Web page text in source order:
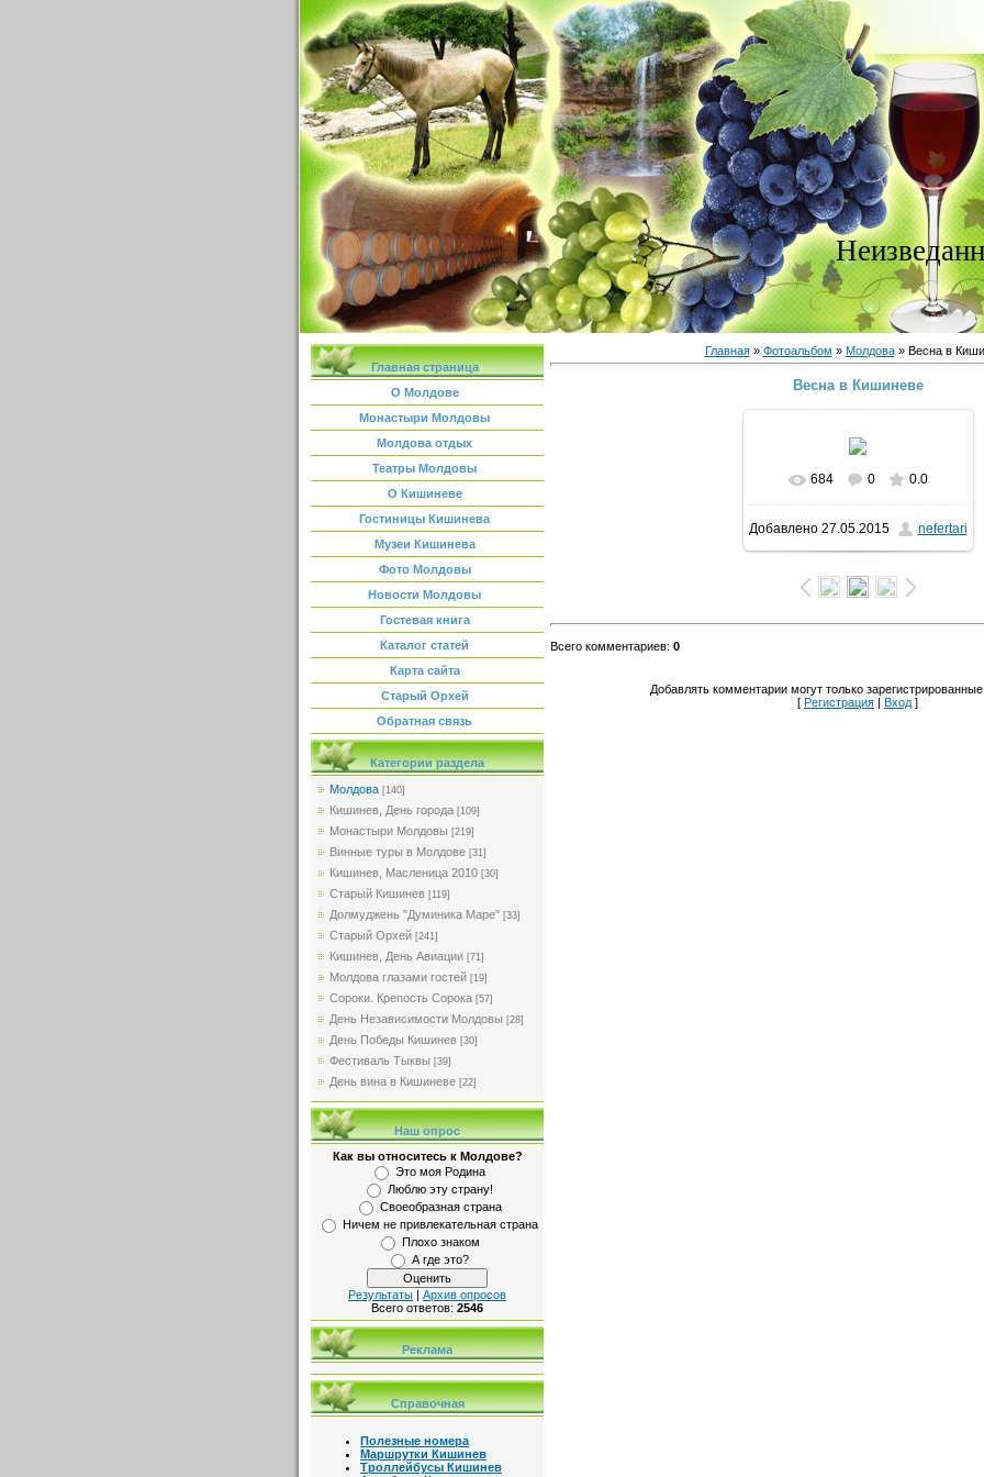
Главная страница
О Молдове
Монастыри Молдовы
Молдова отдых
Театры Молдовы
О Кишиневе
Гостиницы Кишинева
Музеи Кишинева
Фото Молдовы
Новости Молдовы
Гостевая книга
Каталог статей
Карта сайта
Старый Орхей
Обратная связь
Категории раздела
Молдова [140]
Кишинев, День города [109]
Монастыри Молдовы [219]
Винные туры в Молдове [31]
Кишинев, Масленица 2010 [30]
Старый Кишинев [119]
Долмуджень "Думиника Маре" [33]
Старый Орхей [241]
Кишинев, День Авиации [71]
Молдова глазами гостей [19]
Сороки. Крепость Сорока [57]
День Независимости Молдовы [28]
День Победы Кишинев [30]
Фестиваль Тыквы [39]
День вина в Кишиневе [22]
Наш опрос
Как вы относитесь к Молдове?
Это моя Родина
Люблю эту страну!
Своеобразная страна
Ничем не привлекательная страна
Плохо знаком
А где это?
Результаты | Архив опросов
Всего ответов: 2546
Реклама
Справочная
Полезные номера
Маршрутки Кишинев
Троллейбусы Кишинев
Главная» Фотоальбом » Молдова» Весна в
Весна в Кишиневе
В реальном размере
1600x1200/ 412.4Kb
684 0 0.0
Добавлено27.05.2015 nefertari
Всего комментариев: 0
Добавлять комментарии могут только зарегистрированные
[ Регистрация | Вход ]